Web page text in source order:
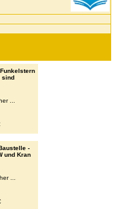
sind
...
-
und Kran
...